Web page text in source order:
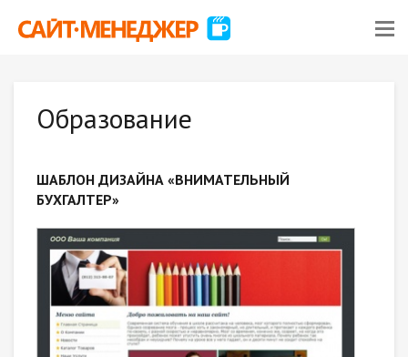
Образование
ШАБЛОН ДИЗАЙНА «ВНИМАТЕЛЬНЫЙ
БУХГАЛТЕР»